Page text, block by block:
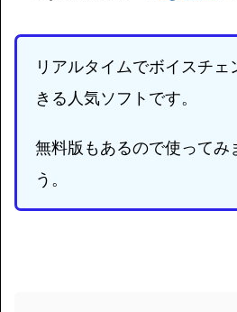
リアルタイムでボイスチェ
きる人気ソフトです。
無料版もあるので使ってみ
う。